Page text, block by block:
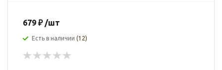
679 ₽ /шт
Есть в наличии (12)